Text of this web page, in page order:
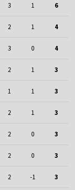
3 1 6
2 1 4
3 0 4
2 1 3
1 1 3
2 1 3
2 0 3
2 0 3
2 -1 3